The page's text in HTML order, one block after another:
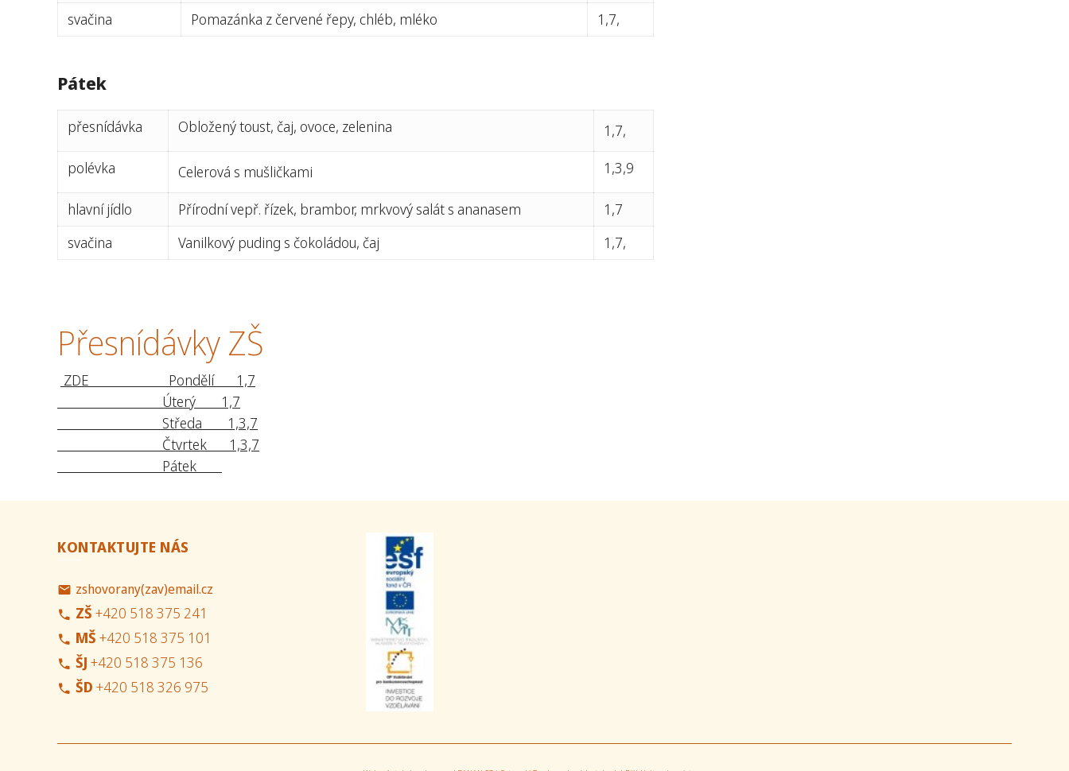
svačina
Pomazánka z červené řepy, chléb, mléko 1,7,
Pátek
přesnídávka Obložený toust, čaj, ovoce, zelenina
1,7,
polévka
Celerová s mušličkami 1,3,9
hlavní jídlo Přírodní vepř. řízek, brambor, mrkvový salát s ananasem
1,7
svačina
Vanilkový puding s čokoládou, čaj 1,7,
Přesnídávky ZŠ
ZDE Pondělí 1,7
Úterý 1,7
Středa 1,3,7
Čtvrtek 1,3,7
Pátek
KONTAKTUJTE NÁS
zshovorany(zav)email.cz
ZŠ +420 518 375 241
MŠ +420 518 375 101
ŠJ +420 518 375 136
ŠD +420 518 326 975